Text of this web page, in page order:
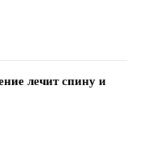
лечит спину и